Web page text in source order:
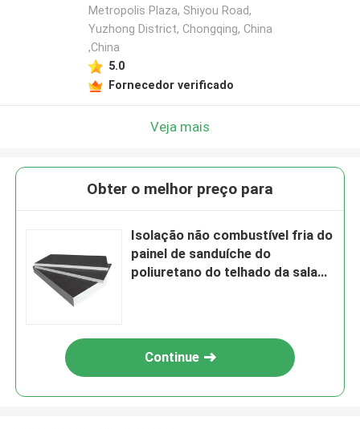
Metropolis Plaza, Shiyou Road,
Yuzhong District, Chongqing, China
,China
5.0
Fornecedor verificado
Veja mais
Obter o melhor preço para
Isolação não combustível fria do
painel de sanduíche do
poliuretano do telhado da sala
Continue